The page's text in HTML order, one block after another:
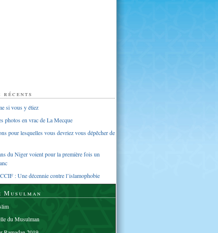
si vous y étiez
photos en vrac de La Mecque
pour lesquelles vous devriez vous dépêcher de
du Niger voient pour la première fois un
: Une décennie contre l’islamophobie
Musulman
du Musulman